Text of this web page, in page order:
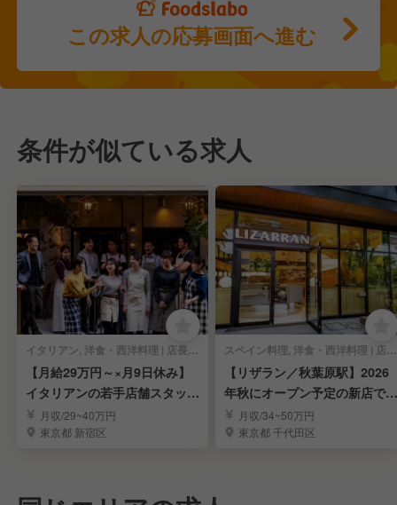
この求人の応募画面へ進む
条件が似ている求人
イタリアン, 洋食・西洋料理 | 店長・店長候補
【月給29万円～×月9日休み】
イタリアンの若手店舗スタッフ
募集月収/29~40万円
東京都 新宿区
スペイン料理, 洋食・西洋料理 | 店長・店長候補
【リザラン／秋葉原駅】2026
年秋にオープン予定の新店で店
長候補を募集
月収/34~50万円
東京都 千代田区